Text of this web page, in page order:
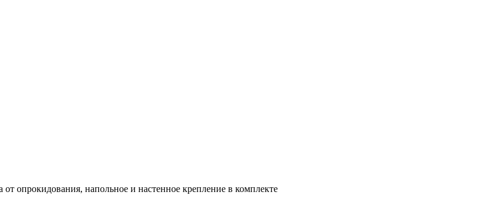
опрокидования, напольное и настенное крепление в комплекте